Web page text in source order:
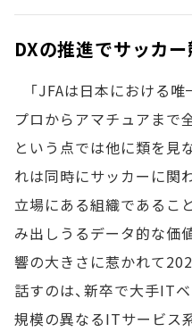
DXの推進でサッカ
「JFAは日本における唯
プロからアマチュアまで
という点では他に類を見
れは同時にサッカーに関
立場にある組織であるこ
み出しうるデータ的な価
響の大きさに惹かれて
話すのは、新卒で大手IT
規模の異なるITサービス